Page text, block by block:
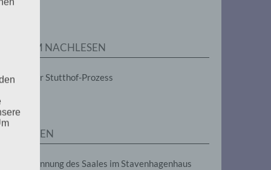
ZUM NACHLESEN
Der Stutthof-Prozess
SEITEN
Benennung des Saales im Stavenhagenhaus